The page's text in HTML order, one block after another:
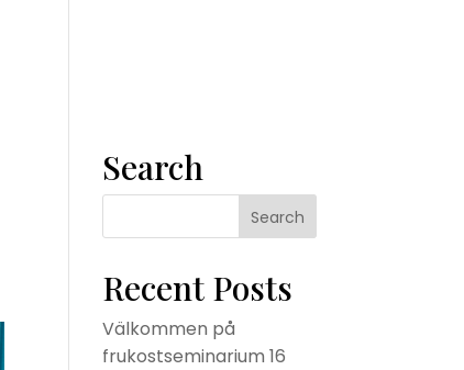
Search
Recent Posts
Välkommen på
frukostseminarium 16